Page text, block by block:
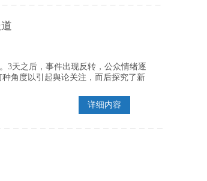
3天之后，事件出现反转，公众情绪逐
角度以引起舆论关注，而后探究了新
详细内容